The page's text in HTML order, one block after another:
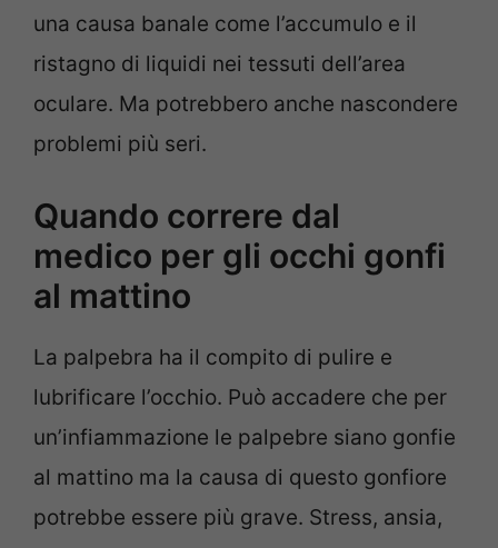
una causa banale come l’accumulo e il
ristagno di liquidi nei tessuti dell’area
oculare. Ma potrebbero anche nascondere
problemi più seri.
Quando correre dal
medico per gli occhi gonfi
al mattino
La palpebra ha il compito di pulire e
lubrificare l’occhio. Può accadere che per
un’infiammazione le palpebre siano gonfie
al mattino ma la causa di questo gonfiore
potrebbe essere più grave. Stress, ansia,